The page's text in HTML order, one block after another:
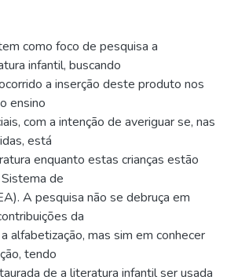
como foco de pesquisa a
infantil, buscando
a inserção deste produto nos
ensino
com a intenção de averiguar se, nas
está
enquanto estas crianças estão
de
A pesquisa não se debruça em
da
alfabetização, mas sim em conhecer
tendo
de a literatura infantil ser usada